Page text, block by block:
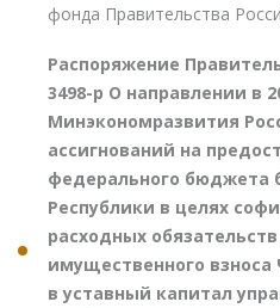
фонда Правительства
Распоряжение
3498-р О направлении в
Минэкономразвития
ассигнований на
федерального бюджета
Республики в целях
расходных
имущественного взноса
в уставный капитал